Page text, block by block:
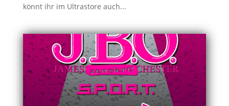
könnt ihr im Ultrastore auch...